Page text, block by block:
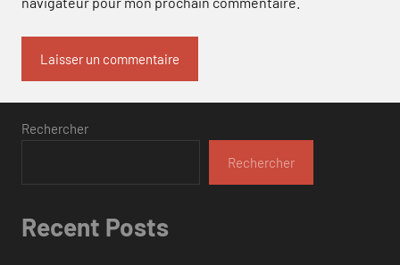
Rechercher
Rechercher
Recent Posts